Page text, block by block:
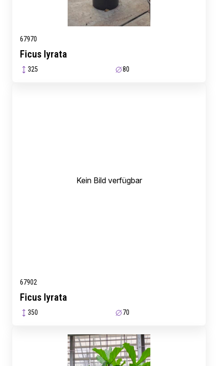
67970
Ficus lyrata
325 80
Kein Bild verfügbar
67902
Ficus lyrata
350 70